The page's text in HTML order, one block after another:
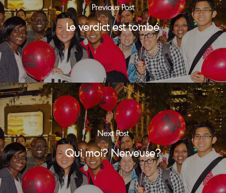
Previous Post
Le verdict est tombé
Next Post
Qui moi? Nerveuse?